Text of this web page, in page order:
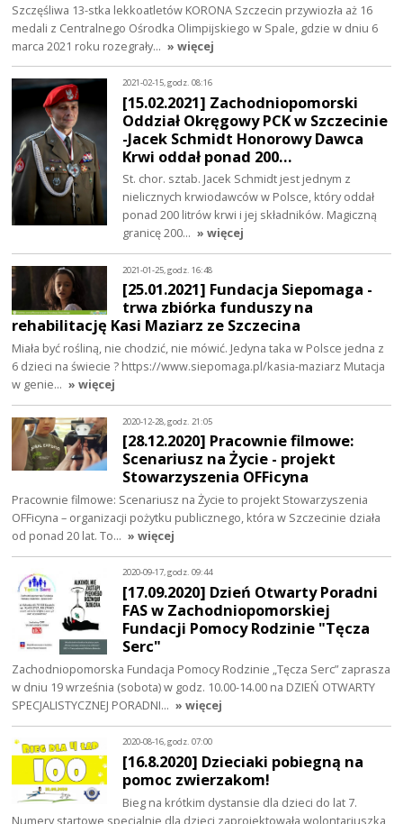
Szczęśliwa 13-stka lekkoatletów KORONA Szczecin przywiozła aż 16
medali z Centralnego Ośrodka Olimpijskiego w Spale, gdzie w dniu 6
marca 2021 roku rozegrały… » więcej
2021-02-15, godz. 08:16
[15.02.2021] Zachodniopomorski
Oddział Okręgowy PCK w Szczecinie
-Jacek Schmidt Honorowy Dawca
Krwi oddał ponad 200…
St. chor. sztab. Jacek Schmidt jest jednym z
nielicznych krwiodawców w Polsce, który oddał
ponad 200 litrów krwi i jej składników. Magiczną
granicę 200… » więcej
2021-01-25, godz. 16:48
[25.01.2021] Fundacja Siepomaga -
trwa zbiórka funduszy na
rehabilitację Kasi Maziarz ze Szczecina
Miała być rośliną, nie chodzić, nie mówić. Jedyna taka w Polsce jedna z
6 dzieci na świecie ? https://www.siepomaga.pl/kasia-maziarz Mutacja
w genie… » więcej
2020-12-28, godz. 21:05
[28.12.2020] Pracownie filmowe:
Scenariusz na Życie - projekt
Stowarzyszenia OFFicyna
Pracownie filmowe: Scenariusz na Życie to projekt Stowarzyszenia
OFFicyna – organizacji pożytku publicznego, która w Szczecinie działa
od ponad 20 lat. To… » więcej
2020-09-17, godz. 09:44
[17.09.2020] Dzień Otwarty Poradni
FAS w Zachodniopomorskiej
Fundacji Pomocy Rodzinie "Tęcza
Serc"
Zachodniopomorska Fundacja Pomocy Rodzinie „Tęcza Serc” zaprasza
w dniu 19 września (sobota) w godz. 10.00-14.00 na DZIEŃ OTWARTY
SPECJALISTYCZNEJ PORADNI… » więcej
2020-08-16, godz. 07:00
[16.8.2020] Dzieciaki pobiegną na
pomoc zwierzakom!
Bieg na krótkim dystansie dla dzieci do lat 7.
Numery startowe specjalnie dla dzieci zaprojektowała wolontariuszka